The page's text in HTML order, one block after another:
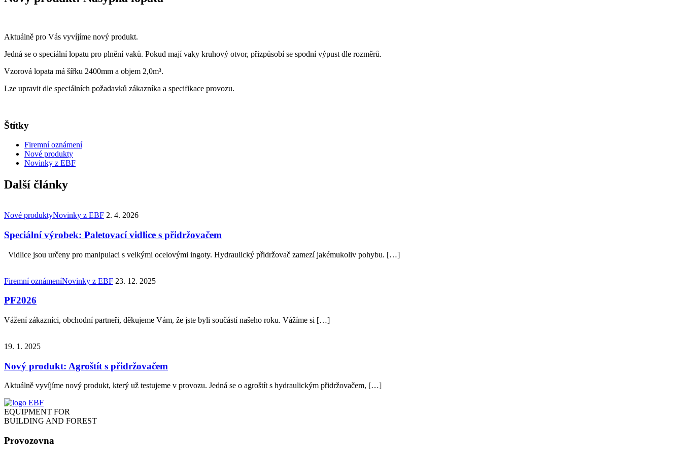
Aktuálně pro Vás vyvíjíme nový produkt.
Jedná se o speciální lopatu pro plnění vaků. Pokud mají vaky kruhový otvor, přizpůsobí se spodní výpust dle rozměrů.
Vzorová lopata má šířku 2400mm a objem 2,0m³.
Lze upravit dle speciálních požadavků zákazníka a specifikace provozu.
Štítky
Firemní oznámení
Nové produkty
Novinky z EBF
Další články
Nové produktyNovinky z EBF 2. 4. 2026
Speciální výrobek: Paletovací vidlice s přidržovačem
Vidlice jsou určeny pro manipulaci s velkými ocelovými ingoty. Hydraulický přidržovač zamezí jakémukoliv pohybu. […]
Firemní oznámeníNovinky z EBF 23. 12. 2025
PF2026
Vážení zákazníci, obchodní partneři, děkujeme Vám, že jste byli součástí našeho roku. Vážíme si […]
19. 1. 2025
Nový produkt: Agroštít s přidržovačem
Aktuálně vyvíjíme nový produkt, který už testujeme v provozu. Jedná se o agroštít s hydraulickým přidržovačem, […]
EQUIPMENT FOR
BUILDING AND FOREST
Provozovna